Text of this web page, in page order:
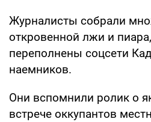
Журналисты собрали
откровенной лжи и
переполнены соцсети
наемников.
Они вспомнили ролик о
встрече оккупантов